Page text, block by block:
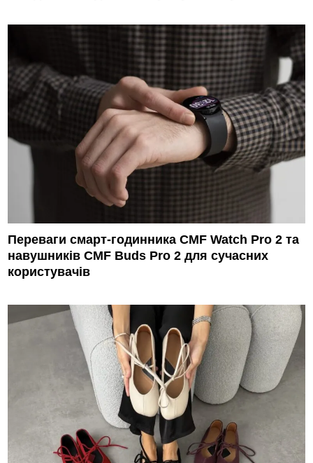
Переваги смарт-годинника CMF Watch Pro 2 та
навушників CMF Buds Pro 2 для сучасних
користувачів